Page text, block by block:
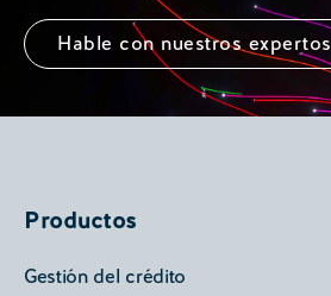
Hable con nuestros expertos
Productos
Gestión del crédito